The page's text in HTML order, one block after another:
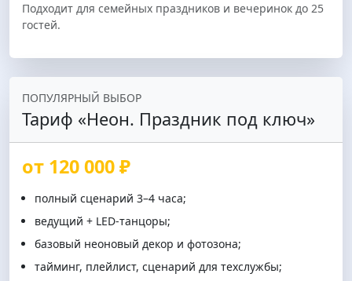
Подходит для семейных праздников и вечеринок до 25
гостей.
ПОПУЛЯРНЫЙ ВЫБОР
Тариф «Неон. Праздник под ключ»
от 120 000 ₽
полный сценарий 3–4 часа;
ведущий + LED-танцоры;
базовый неоновый декор и фотозона;
тайминг, плейлист, сценарий для техслужбы;